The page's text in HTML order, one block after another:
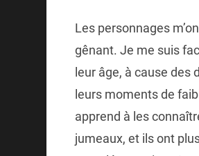
Les personnages
gênant. Je me suis
leur âge, à cause des
leurs moments de
apprend à les
jumeaux, et ils ont